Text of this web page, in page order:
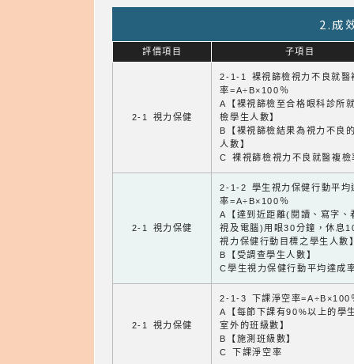
2.成
評價項目 子項目
2-1 視力保健
2-1-1 裸視篩檢視力不良就醫
率=A÷B×100％
A【裸視篩檢至合格眼科診所
檢學生人數】
B【裸視篩檢結果為視力不良
人數】
C 裸視篩檢視力不良就醫複檢
2-1 視力保健
2-1-2 學生視力保健行動平均
率=A÷B×100％
A【達到近距離(閱讀、寫字、
視及電腦)用眼30分鐘，休息
視力保健行動目標之學生人數
B【受調查學生人數】
C學生視力保健行動平均達成
2-1 視力保健
2-1-3 下課淨空率=A÷B×100
A【每節下課有90%以上的學
室外的班級數】
B【施測班級數】
C 下課淨空率